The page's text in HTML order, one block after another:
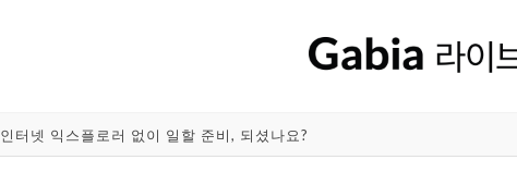
인터넷 익스플로러 없이 일할 준비, 되셨나요?